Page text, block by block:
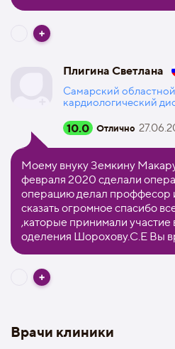
Плигина Светлана
Самарский
кардиологический
10.0 Отлично
Моему внуку Земкину
февраля 2020 сделали
операцию делал проффесор
сказать огромное спасибо
,каторые принимали участие
оделения Шорохову.С.Е Вы
Врачи клиники